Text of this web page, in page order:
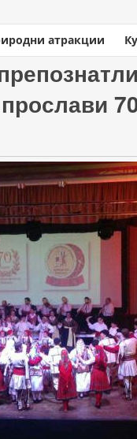
атракции
оригиналност и